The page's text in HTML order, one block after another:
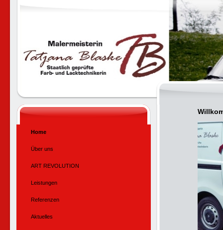
Home
Über uns
ART REVOLUTION
Leistungen
Referenzen
Aktuelles